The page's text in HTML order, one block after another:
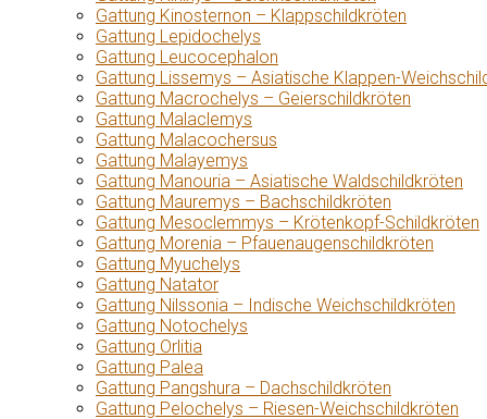
Gattung Kinosternon – Klappschildkröten
Gattung Lepidochelys
Gattung Leucocephalon
Gattung Lissemys – Asiatische Klappen-
Gattung Macrochelys – Geierschildkröten
Gattung Malaclemys
Gattung Malacochersus
Gattung Malayemys
Gattung Manouria – Asiatische Waldschildkröten
Gattung Mauremys – Bachschildkröten
Gattung Mesoclemmys – Krötenkopf-Schildkröten
Gattung Morenia – Pfauenaugenschildkröten
Gattung Myuchelys
Gattung Natator
Gattung Nilssonia – Indische Weichschildkröten
Gattung Notochelys
Gattung Orlitia
Gattung Palea
Gattung Pangshura – Dachschildkröten
Gattung Pelochelys – Riesen-Weichschildkröten